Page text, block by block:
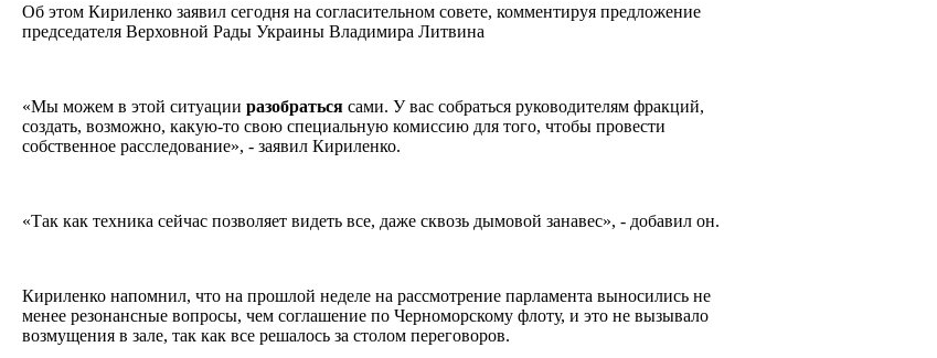
Об этом Кириленко заявил сегодня на согласительном совете, комментируя предложение
председателя Верховной Рады Украины Владимира Литвина
«Мы можем в этой ситуации разобраться сами. У вас собраться руководителям фракций,
создать, возможно, какую-то свою специальную комиссию для того, чтобы провести
собственное расследование», - заявил Кириленко.
«Так как техника сейчас позволяет видеть все, даже сквозь дымовой занавес», - добавил он.
Кириленко напомнил, что на прошлой неделе на рассмотрение парламента выносились не
менее резонансные вопросы, чем соглашение по Черноморскому флоту, и это не вызывало
возмущения в зале, так как все решалось за столом переговоров.